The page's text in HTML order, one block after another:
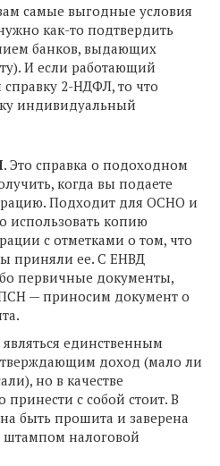
самые выгодные условия
как-то подтвердить
банков, выдающих
И если работающий
2-НДФЛ, то что
индивидуальный
. Это справка о подоходном
когда вы подаете
Подходит для ОСНО и
использовать копию
с отметками о том, что
приняли ее. С ЕНВД
первичные документы,
— приносим документ о
единственным
доход (мало ли
но в качестве
принести с собой стоит. В
быть прошита и заверена
налоговой